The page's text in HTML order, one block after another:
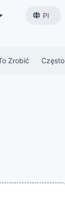
Pl
Zrobić